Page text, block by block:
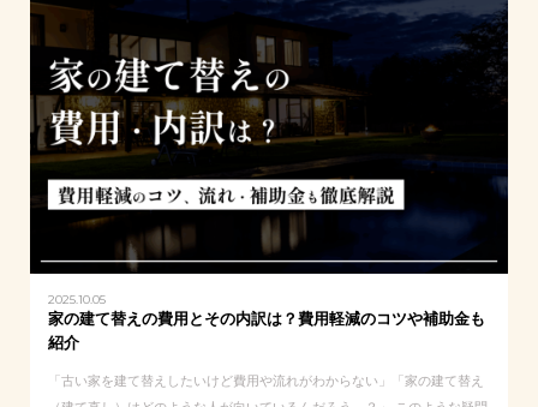
2025.10.05
家の建て替えの費用とその内訳は？費用軽減のコツや補助金も
紹介
「古い家を建て替えしたいけど費用や流れがわからない」「家の建て替え